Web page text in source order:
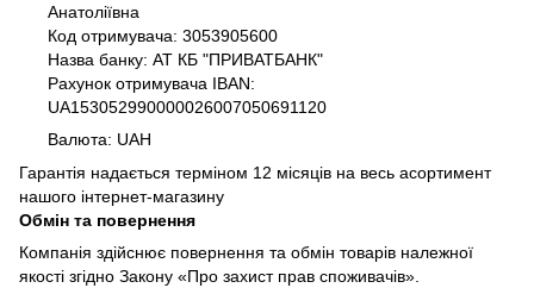
Анатоліївна
Код отримувача: 3053905600
Назва банку: АТ КБ "ПРИВАТБАНК"
Рахунок отримувача IBAN:
UA153052990000026007050691120
Валюта: UAH
Гарантія надається терміном 12 місяців на весь асортимент
нашого інтернет-магазину
Обмін та повернення
Компанія здійснює повернення та обмін товарів належної
якості згідно Закону «Про захист прав споживачів».